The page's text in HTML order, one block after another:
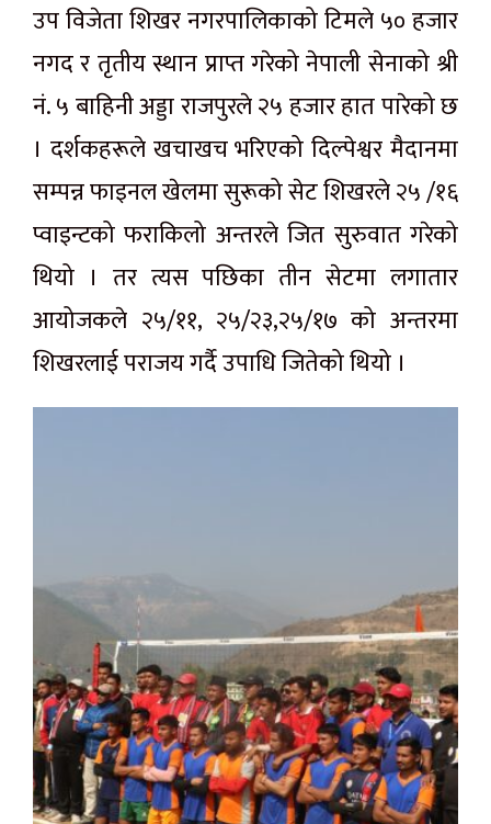
उप विजेता शिखर नगरपालिकाको टिमले ५० हजार
नगद र तृतीय स्थान प्राप्त गरेको नेपाली सेनाको श्री
नं. ५ बाहिनी अड्डा राजपुरले २५ हजार हात पारेको छ
। दर्शकहरूले खचाखच भरिएको दिल्पेश्वर मैदानमा
सम्पन्न फाइनल खेलमा सुरूको सेट शिखरले २५ /१६
प्वाइन्टको फराकिलो अन्तरले जित सुरुवात गरेको
थियो । तर त्यस पछिका तीन सेटमा लगातार
आयोजकले २५/११, २५/२३,२५/१७ को अन्तरमा
शिखरलाई पराजय गर्दै उपाधि जितेको थियो ।